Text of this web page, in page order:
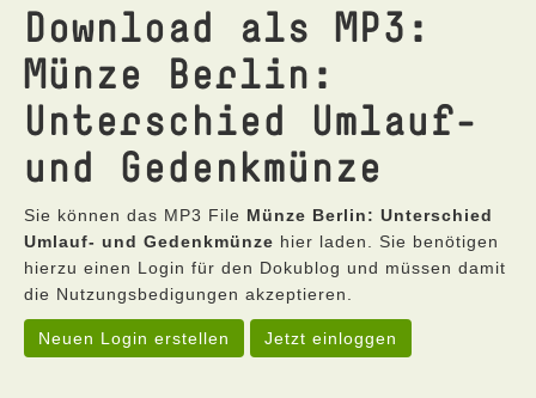
Download als MP3:
Münze Berlin:
Unterschied Umlauf-
und Gedenkmünze
Sie können das MP3 File Münze Berlin: Unterschied
Umlauf- und Gedenkmünze hier laden. Sie benötigen
hierzu einen Login für den Dokublog und müssen damit
die Nutzungsbedigungen akzeptieren.
Neuen Login erstellen Jetzt einloggen